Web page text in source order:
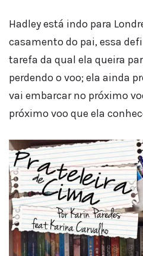
Hadley está indo para
casamento do pai, essa
tarefa da qual ela queira
perdendo o voo; ela ainda
vai embarcar no próximo
próximo voo que ela